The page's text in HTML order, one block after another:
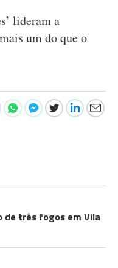
lideram a
um do que o
de três fogos em Vila